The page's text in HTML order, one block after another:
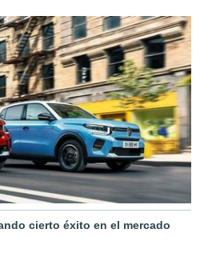
cierto éxito en el mercado